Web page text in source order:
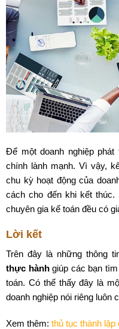
Để một doanh nghiệp
chính lành mạnh. Vì vậy,
chu kỳ hoạt động của
cách cho đến khi kết thúc.
chuyên gia kế toán đều có
Lời kết
Trên đây là những thông
thực hànhgiúp các bạn tìm
toán. Có thể thấy đây là
doanh nghiệp nói riêng luôn
Xem thêm: thủ tục thành lập